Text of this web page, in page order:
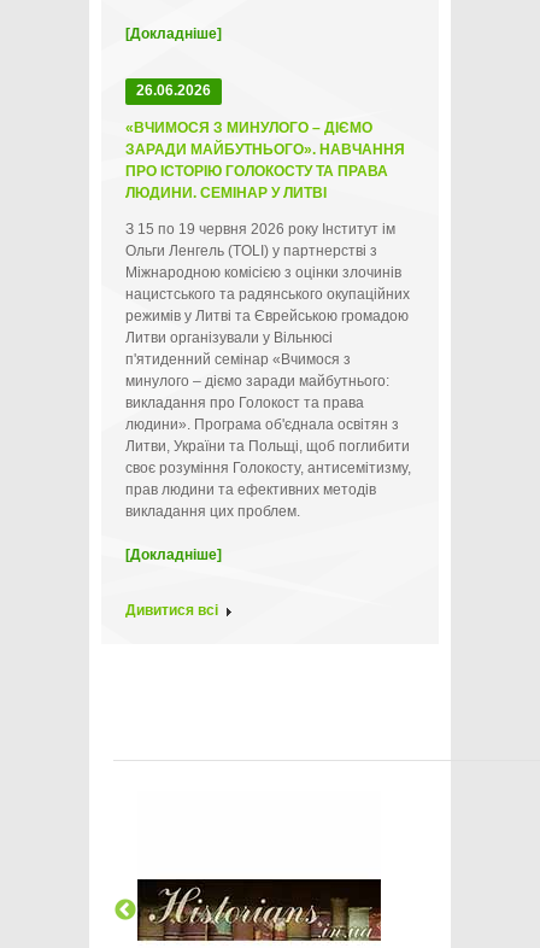
[Докладніше]
26.06.2026
«ВЧИМОСЯ З МИНУЛОГО – ДІЄМО
ЗАРАДИ МАЙБУТНЬОГО». НАВЧАННЯ
ПРО ІСТОРІЮ ГОЛОКОСТУ ТА ПРАВА
ЛЮДИНИ. СЕМІНАР У ЛИТВІ
З 15 по 19 червня 2026 року Інститут ім
Ольги Ленгель (TOLI) у партнерстві з
Міжнародною комісією з оцінки злочинів
нацистського та радянського окупаційних
режимів у Литві та Єврейською громадою
Литви організували у Вільнюсі
п'ятиденний семінар «Вчимося з
минулого – діємо заради майбутнього:
викладання про Голокост та права
людини». Програма об'єднала освітян з
Литви, України та Польщі, щоб поглибити
своє розуміння Голокосту, антисемітизму,
прав людини та ефективних методів
викладання цих проблем.
[Докладніше]
Дивитися всі